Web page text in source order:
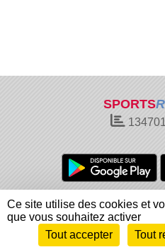
SPORTS
Charte cookies
Informations légales
Envie de participer ?
Ce site utilise des cookies et
que vous souhaitez activer
Tout accepter
Tout